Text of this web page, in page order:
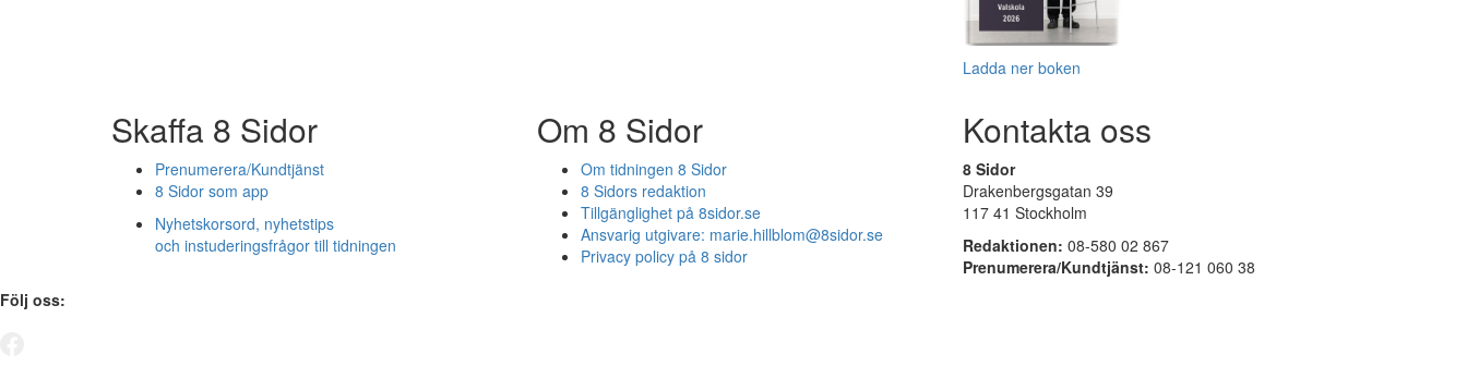
Ladda ner boken
Skaffa 8 Sidor
Prenumerera/Kundtjänst
8 Sidor som app
Nyhetskorsord, nyhetstips
och instuderingsfrågor till tidningen
Om 8 Sidor
Om tidningen 8 Sidor
8 Sidors redaktion
Tillgänglighet på 8sidor.se
Ansvarig utgivare: marie.hillblom@8sidor.se
Privacy policy på 8 sidor
Kontakta oss
8 Sidor
Drakenbergsgatan 39
117 41 Stockholm
Redaktionen: 08-580 02 867
Prenumerera/Kundtjänst: 08-121 060 38
Följ oss: